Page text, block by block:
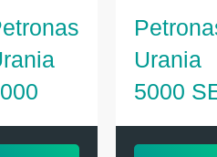
Urania
5000